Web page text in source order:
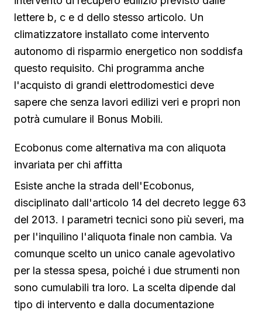
lettere b, c e d dello stesso articolo. Un
climatizzatore installato come intervento
autonomo di risparmio energetico non soddisfa
questo requisito. Chi programma anche
l'acquisto di grandi elettrodomestici deve
sapere che senza lavori edilizi veri e propri non
potrà cumulare il Bonus Mobili.
Ecobonus come alternativa ma con aliquota
invariata per chi affitta
Esiste anche la strada dell'Ecobonus,
disciplinato dall'articolo 14 del decreto legge 63
del 2013. I parametri tecnici sono più severi, ma
per l'inquilino l'aliquota finale non cambia. Va
comunque scelto un unico canale agevolativo
per la stessa spesa, poiché i due strumenti non
sono cumulabili tra loro. La scelta dipende dal
tipo di intervento e dalla documentazione